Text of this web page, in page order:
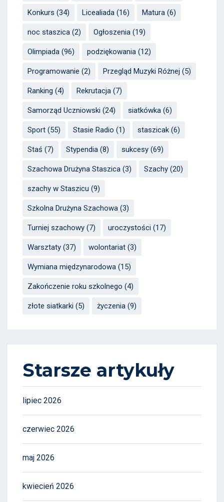
Konkurs (34) Licealiada (16) Matura (6)
noc staszica (2) Ogłoszenia (19)
Olimpiada (96) podziękowania (12)
Programowanie (2) Przegląd Muzyki Różnej (5)
Ranking (4) Rekrutacja (7)
Samorząd Uczniowski (24) siatkówka (6)
Sport (55) Stasie Radio (1) staszicak (6)
Staś (7) Stypendia (8) sukcesy (69)
Szachowa Drużyna Staszica (3) Szachy (20)
szachy w Staszicu (9)
Szkolna Drużyna Szachowa (3)
Turniej szachowy (7) uroczystości (17)
Warsztaty (37) wolontariat (3)
Wymiana międzynarodowa (15)
Zakończenie roku szkolnego (4)
złote siatkarki (5) życzenia (9)
Starsze artykuły
lipiec 2026
czerwiec 2026
maj 2026
kwiecień 2026